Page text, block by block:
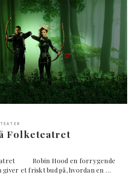
TEATER
Folketeatret
Robin Hood en forrygende
et friskt bud på, hvordan en …